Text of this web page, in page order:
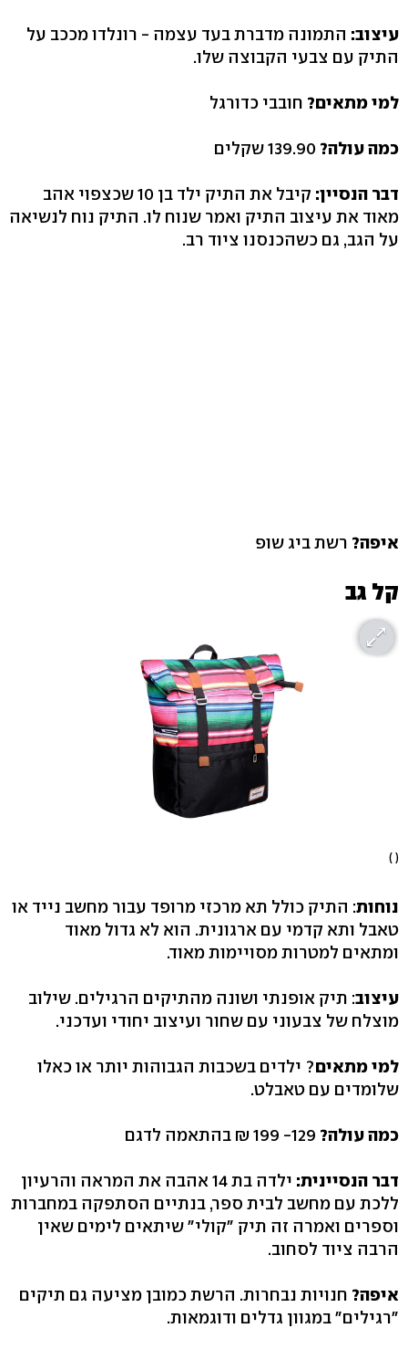
עיצוב: התמונה מדברת בעד עצמה - רונלדו מככב על
התיק עם צבעי הקבוצה שלו.
למי מתאים? חובבי כדורגל
כמה עולה?
דבר הנסיין:
קיבל את התיק ילד בן 10 שכצפוי אהב
מאוד את עיצוב התיק ואמר שנוח לו. התיק נוח לנשיאה
על הגב, גם כשהכנסנו ציוד רב.
איפה? רשת ביג שופ
קל גב
( )
נוחות: התיק כולל תא מרכזי מרופד עבור מחשב נייד או
טאבל ותא קדמי עם ארגונית. הוא לא גדול מאוד
ומתאים למטרות מסויימות מאוד.
עיצוב: תיק אופנתי ושונה מהתיקים הרגילים. שילוב
מוצלח של צבעוני עם שחור ועיצוב יחודי ועדכני.
למי מתאים? ילדים בשכבות הגבוהות יותר או כאלו
שלומדים עם טאבלט.
כמה עולה?
דבר הנסיינית:
ילדה בת 14 אהבה את המראה והרעיון
ללכת עם מחשב לבית ספר, בנתיים הסתפקה במחברות
וספרים ואמרה זה תיק "קולי" שיתאים לימים שאין
הרבה ציוד לסחוב.
איפה? חנויות נבחרות. הרשת כמובן מציעה גם תיקים
"רגילים" במגוון גדלים ודוגמאות.